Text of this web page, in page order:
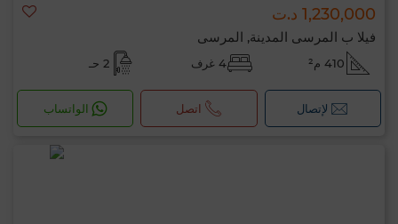
1,230,000 د.ت
فيلا ب المرسى المدينة, المرسى
410 م² 4 غرف 2 حـ
لإتصال اتصل الواتساب